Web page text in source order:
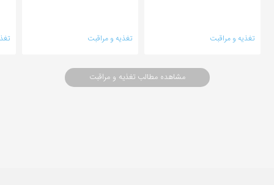
تغذیه و مراقبت تغذیه و مراقبت
مشاهده مطالب تغذیه و مراقبت